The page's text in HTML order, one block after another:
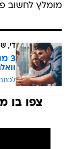
מומלץ לחשוב
די,
צפו בו